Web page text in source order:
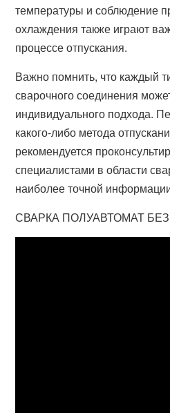
температуры и соблюдение
охлаждения также играют
процессе отпускания.
Важно помнить, что каждый
сварочного соединения
индивидуального подхода.
какого-либо метода
рекомендуется
специалистами в области
наиболее точной
СВАРКА ПОЛУАВТОМАТ